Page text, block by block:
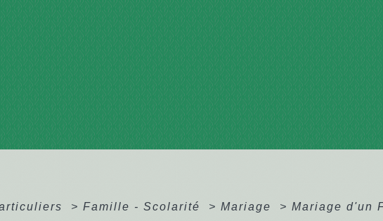
> Famille - Scolarité > Mariage > Mariage d'un